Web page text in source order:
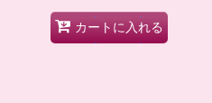
カートに入れる